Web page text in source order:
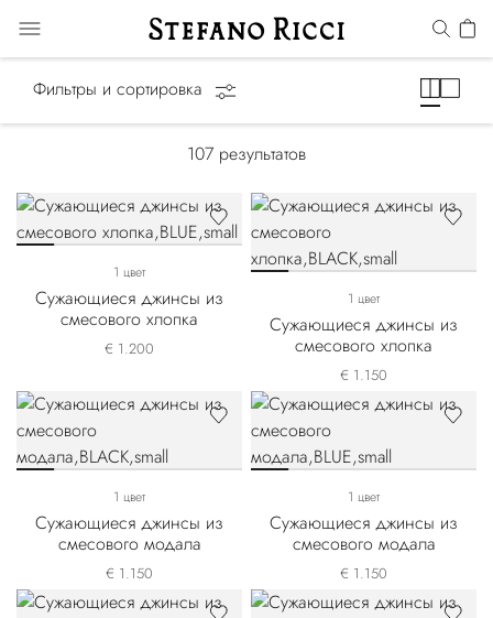
Фильтры и сортировка
107 результатов
1 цвет
Сужающиеся джинсы из
смесового хлопка
€ 1.200
1 цвет
Сужающиеся джинсы из
смесового хлопка
€ 1.150
1 цвет
Сужающиеся джинсы из
смесового модала
€ 1.150
1 цвет
Сужающиеся джинсы из
смесового модала
€ 1.150